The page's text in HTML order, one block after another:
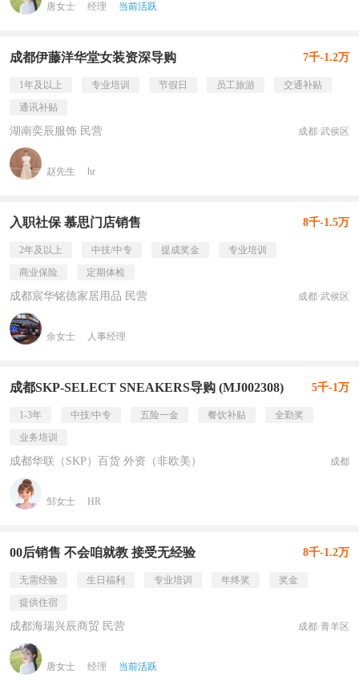
唐女士 经理 当前活跃
成都伊藤洋华堂女装资深导购 7千-1.2万
1年及以上 专业培训 节假日 员工旅游
交通补贴
通讯补贴
湖南奕辰服饰 民营 成都·武侯区
赵先生 hr
入职社保 慕思门店销售 8千-1.5万
2年及以上 中技/中专 提成奖金
专业培训
商业保险
定期体检
成都宸华铭德家居用品 民营 成都·武侯区
余女士 人事经理
成都SKP-SELECT SNEAKERS导购 (MJ002308) 5千-1万
1-3年 中技/中专 五险一金 餐饮补贴
全勤奖
业务培训
成都华联（SKP）百货 外资（非欧美） 成都
邹女士 HR
00后销售 不会咱就教 接受无经验 8千-1.2万
无需经验 生日福利 专业培训 年终奖
奖金
提供住宿
成都海瑞兴辰商贸 民营 成都·青羊区
唐女士 经理 当前活跃